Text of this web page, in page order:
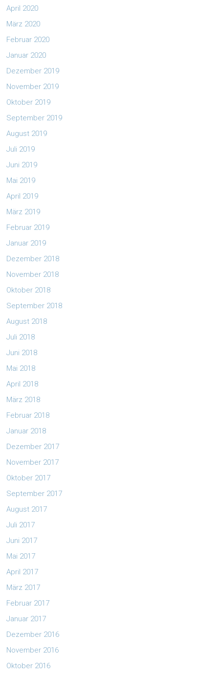
April 2020
März 2020
Februar 2020
Januar 2020
Dezember 2019
November 2019
Oktober 2019
September 2019
August 2019
Juli 2019
Juni 2019
Mai 2019
April 2019
März 2019
Februar 2019
Januar 2019
Dezember 2018
November 2018
Oktober 2018
September 2018
August 2018
Juli 2018
Juni 2018
Mai 2018
April 2018
März 2018
Februar 2018
Januar 2018
Dezember 2017
November 2017
Oktober 2017
September 2017
August 2017
Juli 2017
Juni 2017
Mai 2017
April 2017
März 2017
Februar 2017
Januar 2017
Dezember 2016
November 2016
Oktober 2016